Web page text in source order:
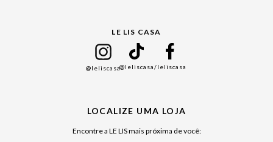
Cuidados Casa
LE LIS CASA
@leliscasa@leliscasa/leliscasa
LOCALIZE UMA LOJA
Encontre a LE LIS mais próxima de você: